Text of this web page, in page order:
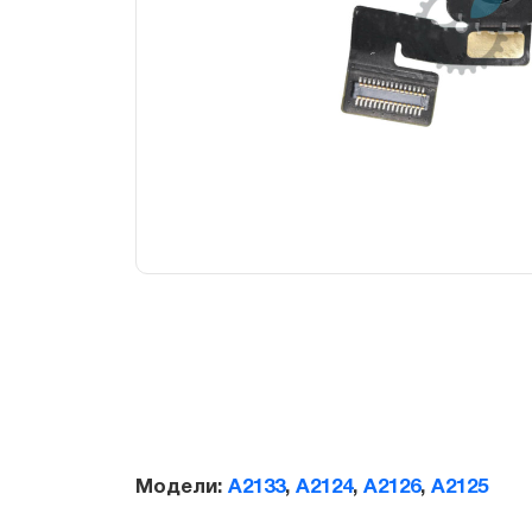
Модели: A2133, A2124, A2126, A2125